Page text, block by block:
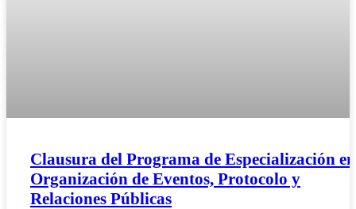
Clausura del Programa de Especialización en
Organización de Eventos, Protocolo y
Relaciones Públicas